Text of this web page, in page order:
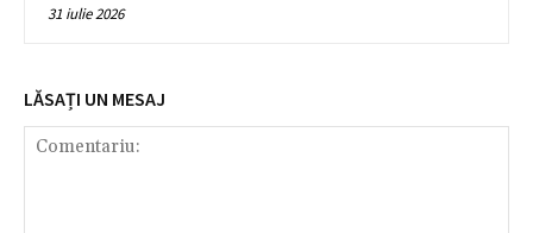
31 iulie 2026
LĂSAȚI UN MESAJ